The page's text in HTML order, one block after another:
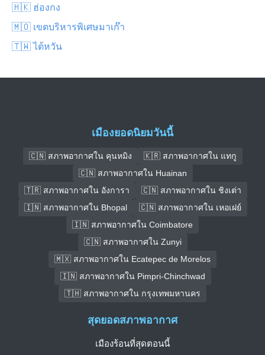
🇭🇰 ฮ่องกง
🇲🇴 เขตบริหารพิเศษมาเก๊า
🇹🇼 ไต้หวัน
เมืองยอดนิยมวันนี้
🇨🇳 สภาพอากาศใน คุนหมิง
🇰🇷 สภาพอากาศใน แทกู
🇨🇳 สภาพอากาศใน Huainan
🇹🇷 สภาพอากาศใน อังการา
🇨🇳 สภาพอากาศใน ชิงเต่า
🇮🇳 สภาพอากาศใน Bhopal
🇨🇳 สภาพอากาศใน เหอเฝย์
🇮🇳 สภาพอากาศใน Coimbatore
🇨🇳 สภาพอากาศใน Zunyi
🇲🇽 สภาพอากาศใน Ecatepec de Morelos
🇮🇳 สภาพอากาศใน Pimpri-Chinchwad
🇹🇭 สภาพอากาศใน กรุงเทพมหานคร
สุดยอดสภาพอากาศ
เมืองร้อนที่สุดตอนนี้